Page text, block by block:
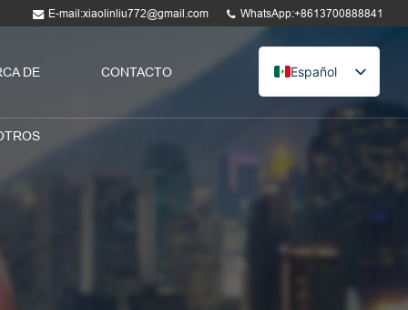
E-mail:xiaolinliu772@gmail.com WhatsApp:+8613700888841
DE CONTACTO
Español
English